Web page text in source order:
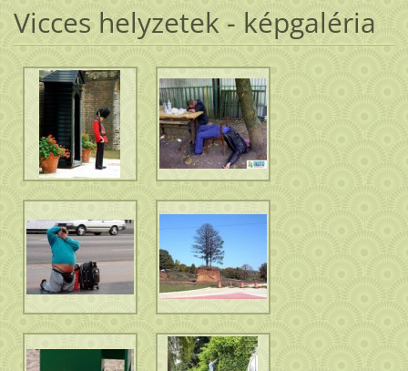
Vicces helyzetek - képgaléria